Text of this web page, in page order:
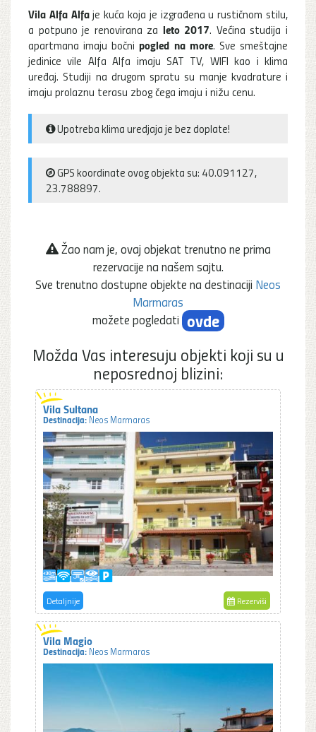
Vila Alfa Alfaje kuća koja je izgrađena u rustičnom stilu,
a potpuno je renovirana za leto 2017. Većina studija i
apartmana imaju bočnipogled na more. Sve smeštajne
jedinice vile Alfa Alfa imaju SAT TV, WIFI kao i klima
uređaj. Studiji na drugom spratu su manje kvadrature i
imaju prolaznu terasu zbog čega imaju i nižu cenu.
Upotreba klima uredjaja je bez doplate!
GPS koordinate ovog objekta su: 40.091127,
23.788897.
Žao nam je, ovaj objekat trenutno ne prima
rezervacije na našem sajtu.
Sve trenutno dostupne objekte na destinaciji Neos
Marmaras
možete pogledati ovde
Možda Vas interesuju objekti koji su u
neposrednoj blizini:
Vila Sultana
Destinacija: Neos Marmaras
Detaljnije Rezerviši
Vila Magio
Destinacija: Neos Marmaras